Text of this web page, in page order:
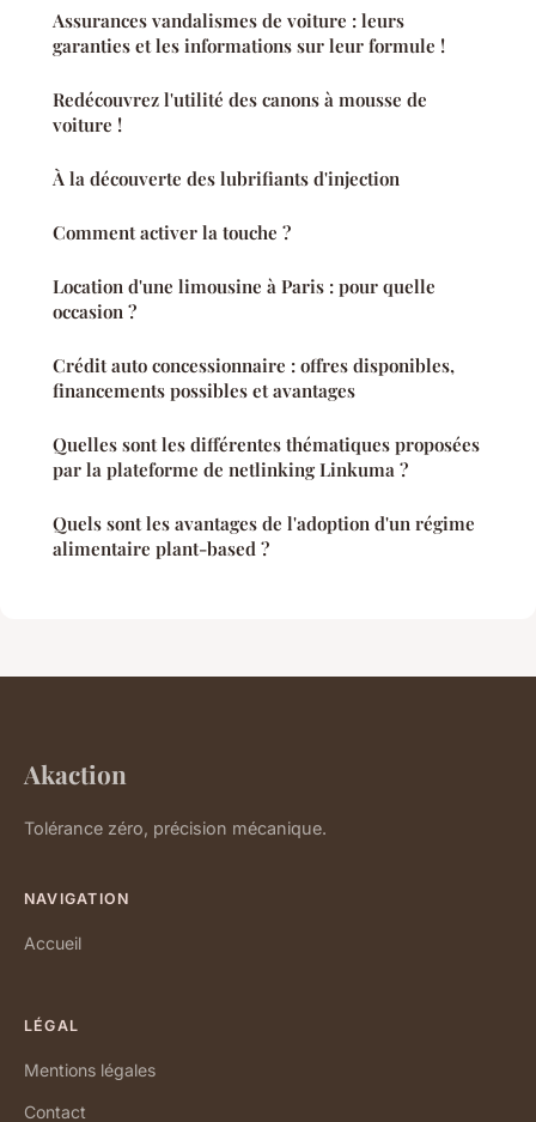
Assurances vandalismes de voiture : leurs
garanties et les informations sur leur formule !
Redécouvrez l'utilité des canons à mousse de
voiture !
À la découverte des lubrifiants d'injection
Comment activer la touche ?
Location d'une limousine à Paris : pour quelle
occasion ?
Crédit auto concessionnaire : offres disponibles,
financements possibles et avantages
Quelles sont les différentes thématiques proposées
par la plateforme de netlinking Linkuma ?
Quels sont les avantages de l'adoption d'un régime
alimentaire plant-based ?
Akaction
Tolérance zéro, précision mécanique.
NAVIGATION
Accueil
LÉGAL
Mentions légales
Contact